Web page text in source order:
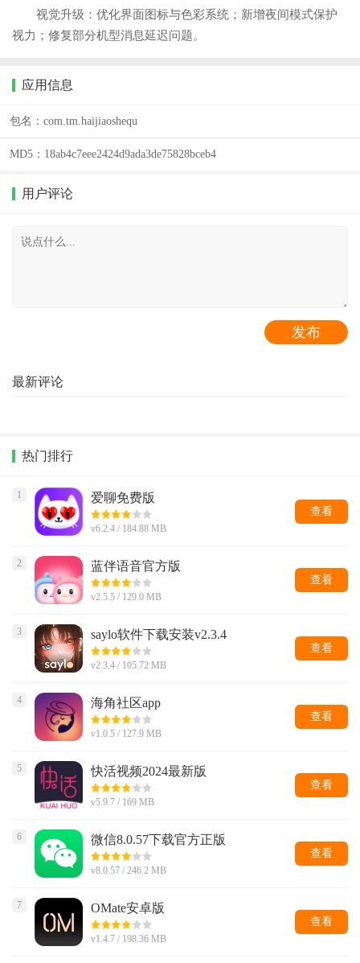
视觉升级：优化界面图标与色彩系统；新增夜间模式保护
视力；修复部分机型消息延迟问题。
应用信息
包名： com.tm.haijiaoshequ
MD5： 18ab4c7eee2424d9ada3de75828bceb4
用户评论
最新评论
热门排行
1 爱聊免费版
v6.2.4 / 184.88 MB
查看
2 蓝伴语音官方版
v2.5.5 / 129.0 MB
查看
3 saylo软件下载安装v2.3.4
v2.3.4 / 105.72 MB
查看
4 海角社区app
v1.0.5 / 127.9 MB
查看
5 快活视频2024最新版
v5.9.7 / 169 MB
查看
6 微信8.0.57下载官方正版
v8.0.57 / 246.2 MB
查看
7 OMate安卓版
v1.4.7 / 198.36 MB
查看